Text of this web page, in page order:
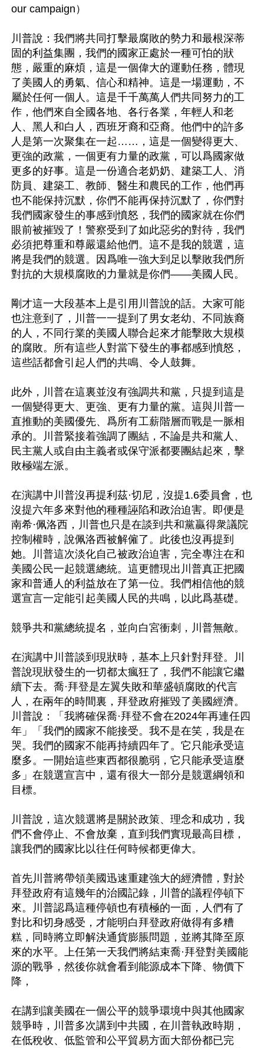
our campaign）
川普說：我們將共同打擊最腐敗的勢力和最根深蒂
固的利益集團，我們的國家正處於一種可怕的狀
態，嚴重的麻煩，這是一個偉大的運動任務，體現
了美國人的勇氣、信心和精神。這是一場運動，不
屬於任何一個人。這是千千萬萬人們共同努力的工
作，他們來自全國各地、各行各業，年輕人和老
人、黑人和白人，西班牙裔和亞裔。他們中的許多
人是第一次聚集在一起……，這是一個變得更大、
更強的政黨，一個更有力量的政黨，可以爲國家做
更多的好事。這是一份適合老奶奶、建築工人、消
防員、建築工、教師、醫生和農民的工作，他們再
也不能保持沉默，你們不能再保持沉默了，你們對
我們國家發生的事感到憤怒，我們的國家就在你們
眼前被摧毀了！警察受到了如此惡劣的對待，我們
必須把尊重和尊嚴還給他們。這不是我的競選，這
將是我們的競選。因爲唯一強大到足以擊敗我們所
對抗的大規模腐敗的力量就是你們——美國人民。
剛才這一大段基本上是引用川普說的話。大家可能
也注意到了，川普一一提到了男女老幼、不同族裔
的人，不同行業的美國人聯合起來才能擊敗大規模
的腐敗。所有這些人對當下發生的事都感到憤怒，
這些話都會引起人們的共鳴、令人鼓舞。
此外，川普在這裏並沒有強調共和黨，只提到這是
一個變得更大、更強、更有力量的黨。這與川普一
直推動的美國優先、爲所有工薪階層而戰是一脈相
承的。川普緊接着強調了團結，不論是共和黨人、
民主黨人或自由主義者或保守派都要團結起來，擊
敗極端左派。
在演講中川普沒再提利茲·切尼，沒提1.6委員會，也
沒提六年多來對他的種種誣陷和政治迫害。即便是
南希·佩洛西，川普也只是在談到共和黨贏得衆議院
控制權時，說佩洛西被解僱了。此後也沒再提到
她。川普這次淡化自己被政治迫害，完全專注在和
美國公民一起競選總統。這更體現出川普真正把國
家和普通人的利益放在了第一位。我們相信他的競
選宣言一定能引起美國人民的共鳴，以此爲基礎。
競爭共和黨總統提名，並向白宮衝刺，川普無敵。
在演講中川普談到現狀時，基本上只針對拜登。川
普說現狀發生的一切都太瘋狂了，我們不能讓它繼
續下去。喬·拜登是左翼失敗和華盛頓腐敗的代言
人，在兩年的時間裏，拜登政府摧毀了美國經濟。
川普說：「我將確保喬·拜登不會在2024年再連任四
年」「我們的國家不能接受。我不是在笑，我是在
哭。我們的國家不能再持續四年了。它只能承受這
麼多。一開始這些東西都很脆弱，它只能承受這麼
多」在競選宣言中，還有很大一部分是競選綱領和
目標。
川普說，這次競選將是關於政策、理念和成功，我
們不會停止、不會放棄，直到我們實現最高目標，
讓我們的國家比以往任何時候都更偉大。
首先川普將帶領美國迅速重建強大的經濟體，對於
拜登政府有這幾年的治國記錄，川普的議程停頓下
來。川普認爲這種停頓也有積極的一面，人們有了
對比和切身感受，才能明白拜登政府做得有多糟
糕，同時將立即解決通貨膨脹問題，並將其降至原
來的水平。上任第一天我們將結束喬·拜登對美國能
源的戰爭，然後你就會看到能源成本下降、物價下
降，
在講到讓美國在一個公平的競爭環境中與其他國家
競爭時，川普多次講到中共國，在川普執政時期，
在低稅收、低監管和公平貿易方面大部份都已完